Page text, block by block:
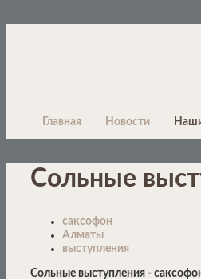
Главная Новости
Сольные
саксофон
Алматы
выступления
Сольные выступления -